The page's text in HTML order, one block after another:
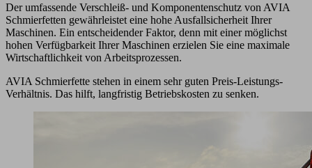
Der umfassende Verschleiß- und Komponentenschutz von AVIA
Schmierfetten gewährleistet eine hohe Ausfallsicherheit Ihrer
Maschinen. Ein entscheidender Faktor, denn mit einer möglichst
hohen Verfügbarkeit Ihrer Maschinen erzielen Sie eine maximale
Wirtschaftlichkeit von Arbeitsprozessen.
AVIA Schmierfette stehen in einem sehr guten Preis-Leistungs-
Verhältnis. Das hilft, langfristig Betriebskosten zu senken.